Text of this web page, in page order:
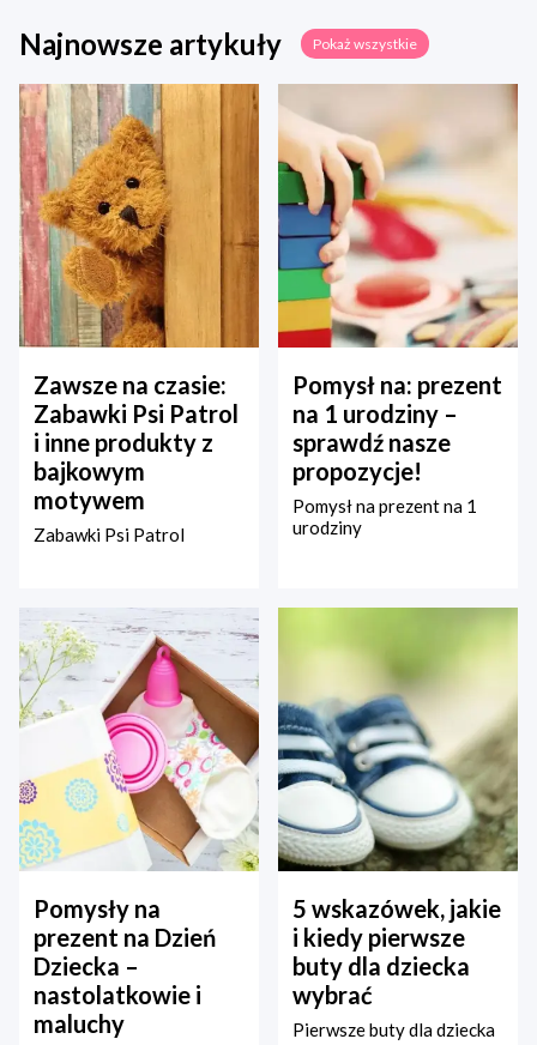
Najnowsze artykuły Pokaż wszystkie
Zawsze na czasie:
Zabawki Psi Patrol
i inne produkty z
bajkowym
motywem
Zabawki Psi Patrol
Pomysł na: prezent
na 1 urodziny –
sprawdź nasze
propozycje!
Pomysł na prezent na 1
urodziny
Pomysły na
prezent na Dzień
Dziecka –
nastolatkowie i
maluchy
5 wskazówek, jakie
i kiedy pierwsze
buty dla dziecka
wybrać
Pierwsze buty dla dziecka